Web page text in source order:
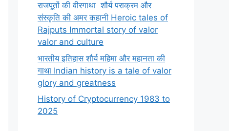
राजपूतों की वीरगाथा शौर्य पराक्रम और
संस्कृति की अमर कहानी Heroic tales of
Rajputs Immortal story of valor
valor and culture
भारतीय इतिहास शौर्य महिमा और महानता की
गाथा Indian history is a tale of valor
glory and greatness
History of Cryptocurrency 1983 to
2025